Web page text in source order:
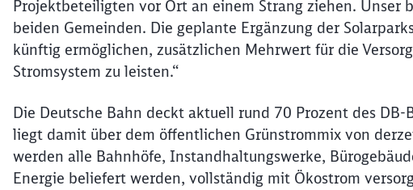
Projektbeteiligten vor Ort an einem Strang ziehen. Unser
beiden Gemeinden. Die geplante Ergänzung der
künftig ermöglichen, zusätzlichen Mehrwert für die
Stromsystem zu leisten.“
Die Deutsche Bahn deckt aktuell rund 70 Prozent des
liegt damit über dem öffentlichen Grünstrommix von
werden alle Bahnhöfe, Instandhaltungswerke,
Energie beliefert werden, vollständig mit Ökostrom